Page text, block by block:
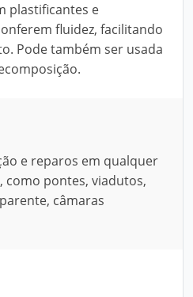
plastificantes e
fluidez, facilitando
Pode também ser usada
e reparos em qualquer
pontes, viadutos,
câmaras